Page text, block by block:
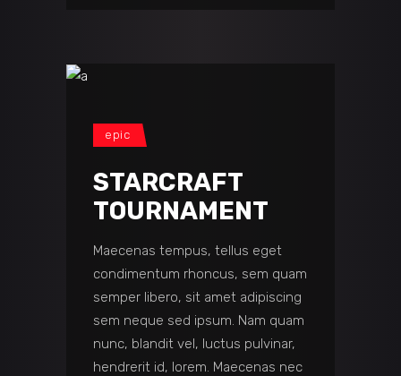
epic
STARCRAFT
TOURNAMENT
Maecenas tempus, tellus eget
condimentum rhoncus, sem quam
semper libero, sit amet adipiscing
sem neque sed ipsum. Nam quam
nunc, blandit vel, luctus pulvinar,
hendrerit id, lorem. Maecenas nec